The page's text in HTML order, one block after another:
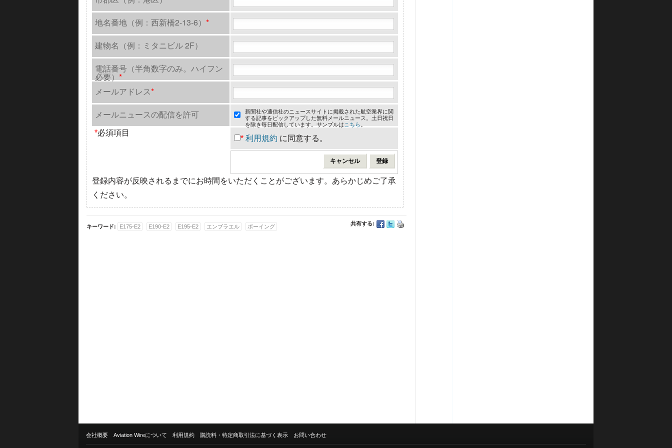
地名番地（例：西新橋2-13-6） *
建物名（例：ミタニビル 2F）
電話番号（半角数字のみ。ハイフン
必要） *
メールアドレス*
メールニュースの配信を許可
* 利用規約 に同意する。
*必須項目
新聞社や通信社のニュースサイトに掲載された航空業界に関
する記事をピックアップした無料メールニュース。土日祝日
を除き毎日配信しています。サンプルは こちら
登録内容が反映されるまでにお時間をいただくことがございます。あらかじめご了承
ください。
共有する:
キーワード: E175-E2 E190-E2 E195-E2 エンブラエル ボーイング
会社概要 Aviation Wireについて 利用規約 購読料・特定商取引法に基づく表示 お問い合わせ